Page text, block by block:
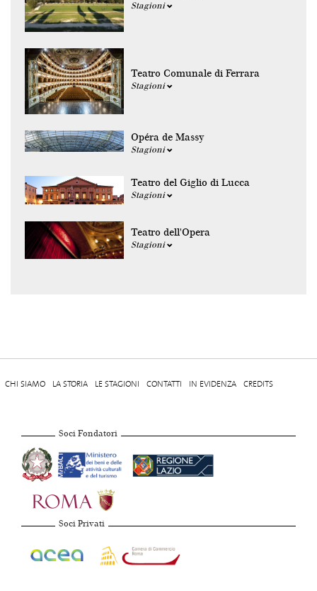
Stagioni
Teatro Comunale di Ferrara
Stagioni
Opéra de Massy
Stagioni
Teatro del Giglio di Lucca
Stagioni
Teatro dell'Opera
Stagioni
CHI SIAMO LA STORIA LE STAGIONI CONTATTI IN EVIDENZA CREDITS
Soci Fondatori
Soci Privati